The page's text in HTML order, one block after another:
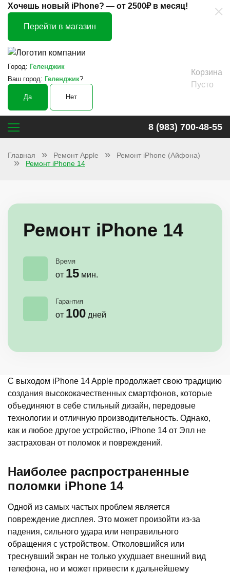
Хочешь новый iPhone? — от 2500₽ в месяц!
Перейти в магазин
Город: Геленджик
Ваш город: Геленджик?
Да Нет
Корзина
Пусто
8 (983) 700-48-55
Главная Ремонт Apple
Ремонт iPhone (Айфона)
Ремонт iPhone 14
Ремонт iPhone 14
Время
от 15 мин.
Гарантия
от 100 дней
С выходом iPhone 14 Apple продолжает свою традицию
создания высококачественных смартфонов, которые
объединяют в себе стильный дизайн, передовые
технологии и отличную производительность. Однако,
как и любое другое устройство, iPhone 14 от Эпл не
застрахован от поломок и повреждений.
Наиболее распространенные
поломки iPhone 14
Одной из самых частых проблем является
повреждение дисплея. Это может произойти из-за
падения, сильного удара или неправильного
обращения с устройством. Отколовшийся или
треснувший экран не только ухудшает внешний вид
телефона, но и может привести к дальнейшему
×